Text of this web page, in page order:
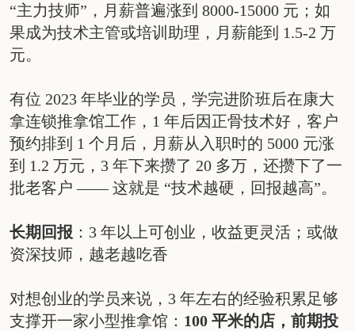
“主力技师”，月薪普遍涨到 8000-15000 元；如
果成为技术主管或培训助理，月薪能到 1.5-2 万
元。
有位 2023 年毕业的学员，学完进阶班后在康大
拿连锁推拿馆工作，1 年后因正骨技术好，客户
预约排到 1 个月后，月薪从入职时的 5000 元涨
到 1.2 万元，3 年下来攒了 20 多万，还攒下了一
批老客户 —— 这就是 “技术越硬，回报越高”。
长期回报 ：3 年以上可创业，收益更灵活；或做
资深技师，越老越吃香
对想创业的学员来说，3 年左右的经验积累足够
支撑开一家小型推拿馆： 100 平米的店，前期投